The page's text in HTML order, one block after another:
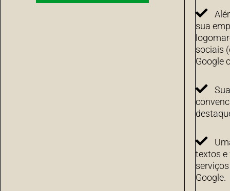
sua
sociais
Google
textos e
Google.